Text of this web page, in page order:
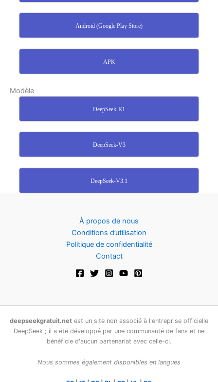
Android (Google Play Store)
APK
Modèle
DeepSeek-R1
DeepSeek-V3
DeepSeek-V3.1
À propos de nous
Conditions d’utilisation
Politique de confidentialité
Contact
deepseekgratuit.net est un site non associé à l'entreprise officielle
DeepSeek ; il a été développé par une communauté de fans et ne
bénéficie d'aucun partenariat avec celle-ci.
Nous sommes également disponibles en langues